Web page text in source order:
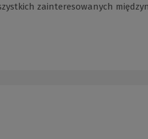
zainteresowanych